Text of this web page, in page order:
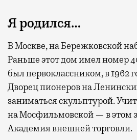
Я родился…
В Москве, на Бережковской
Раньше этот дом имел номер
был первоклассником, в 1962
Дворец пионеров на
заниматься скульптурой.
на Мосфильмовской — в этом
Академия внешней торговли.